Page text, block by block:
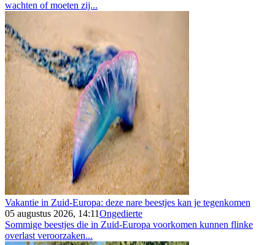
wachten of moeten zij...
Vakantie in Zuid-Europa: deze nare beestjes kan je tegenkomen
05 augustus 2026, 14:11Ongedierte
Sommige beestjes die in Zuid-Europa voorkomen kunnen flinke
overlast veroorzaken...